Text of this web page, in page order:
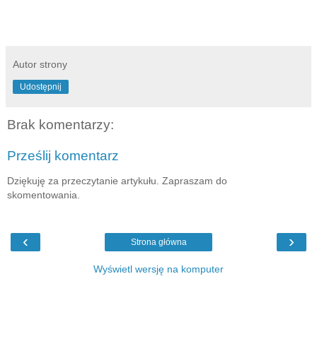
Autor strony
Udostępnij
Brak komentarzy:
Prześlij komentarz
Dziękuję za przeczytanie artykułu. Zapraszam do
skomentowania.
‹ ›
Strona główna
Wyświetl wersję na komputer